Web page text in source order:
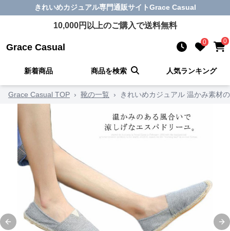
きれいめカジュアル専門通販サイトGrace Casual
10,000円以上のご購入で送料無料
Grace Casual 0 0
新着商品 商品を検索 人気ランキング
Grace Casual TOP › 靴の一覧 › きれいめカジュアル 温かみ素材
Previous slide